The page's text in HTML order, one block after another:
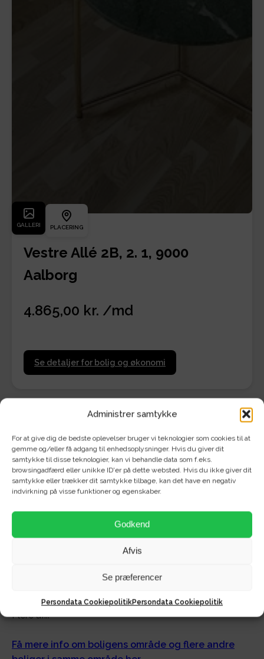
Administrer samtykke
For at give dig de bedste oplevelser bruger vi teknologier som cookies til at
gemme og/eller få adgang til enhedsoplysninger. Hvis du giver dit
samtykke til disse teknologier, kan vi behandle data som f.eks.
browsingadfærd eller unikke ID'er på dette websted. Hvis du ikke giver dit
samtykke eller trækker dit samtykke tilbage, kan det have en negativ
indvirkning på visse funktioner og egenskaber.
Godkend
Afvis
Se præferencer
Persondata CookiepolitikPersondata Cookiepolitik
GALLERI PLACERING
Vestre Allé 2B, 2. 1, 9000
Aalborg
4.865,00 kr. /md
Se detaljer for bolig og økonomi
Om området - Vestre Allé 2B
(SkipperHus)
Vestre Allé 2B "Skipperhus" rummer i alt 21 unikke, men
Skipperhus dækker ethvert behov for alle
citybolig – bygningen består nemlig af 1-5-værelses
Flere af...
Få mere info om boligens område og flere andre